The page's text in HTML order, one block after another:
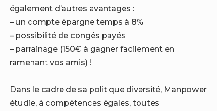
également d’autres avantages :
– un compte épargne temps à 8%
– possibilité de congés payés
– parrainage (150€ à gagner facilement en
ramenant vos amis) !
Dans le cadre de sa politique diversité, Manpower
étudie, à compétences égales, toutes